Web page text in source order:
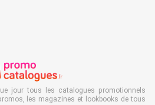
jour tous les catalogues promotionnels
les magazines et lookbooks de tous